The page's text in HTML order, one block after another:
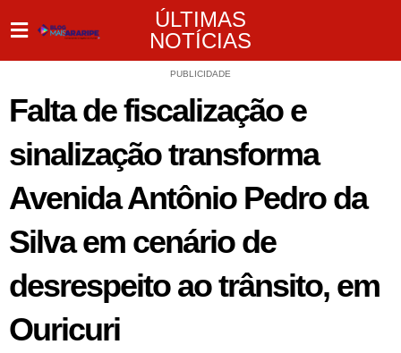
ÚLTIMAS
NOTÍCIAS
PUBLICIDADE
Falta de fiscalização e
sinalização transforma
Avenida Antônio Pedro da
Silva em cenário de
desrespeito ao trânsito, em
Ouricuri